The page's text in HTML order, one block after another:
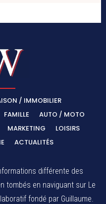
/ IMMOBILIER
FAMILLE
AUTO / MOTO
MARKETING
LOISIRS
ACTUALITÉS
différente des
tombés en naviguant sur Le
fondé par Guillaume.